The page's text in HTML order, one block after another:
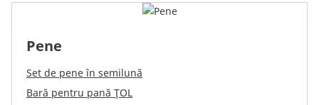
Pene
Set de pene în semilună
Bară pentru pană ŢOL